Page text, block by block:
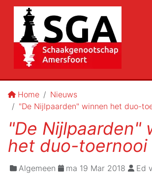
Home
Nieuws
"De Nijlpaarden" winnen het duo-
"De Nijlpaarden"
het duo-toernooi
Algemeen ma 19 Mar 2018 Ed